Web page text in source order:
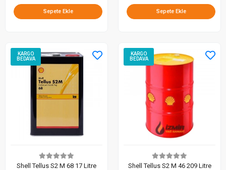
Sepete Ekle Sepete Ekle
KARGO
BEDAVA
Shell Tellus S2 M 68 17 Litre
KARGO
BEDAVA
Shell Tellus S2 M 46 209 Litre